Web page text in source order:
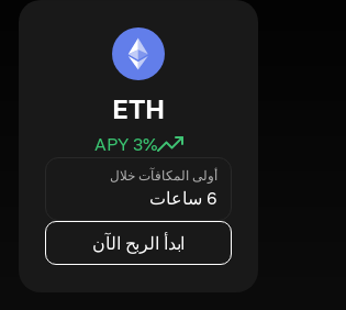
ETH
3% APY
أولى المكافآت خلال
6 ساعات
ابدأ الربح الآن